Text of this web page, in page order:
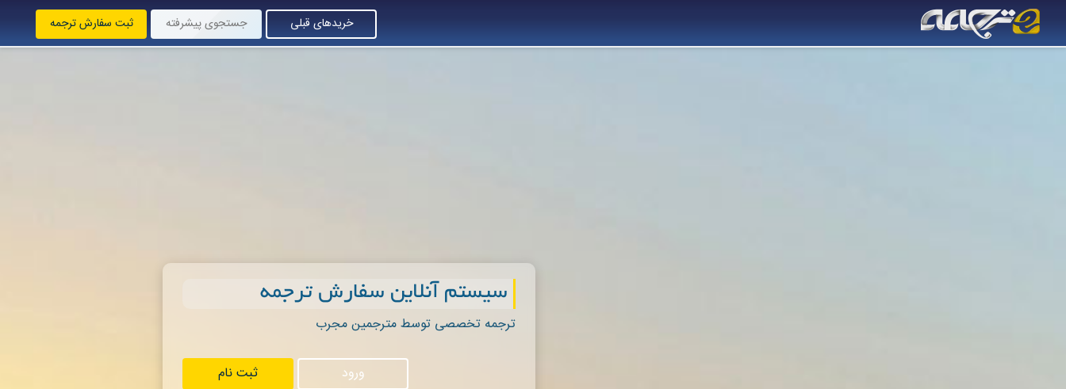
خریدهای قبلی جستجوی پیشرفته ثبت سفارش ترجمه
سیستم آنلاین سفارش ترجمه
ترجمه تخصصی توسط مترجمین مجرب
ورود ثبت نام